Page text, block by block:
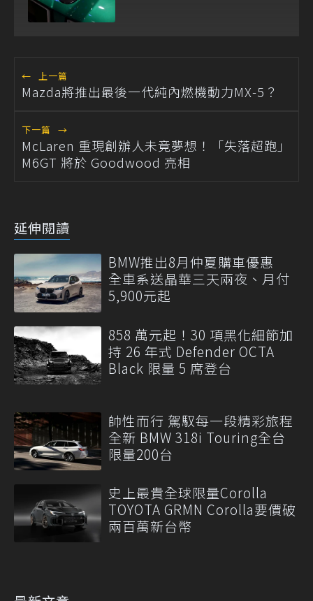
← 上一篇
Mazda將推出最後一代純內燃機動力MX-5？
下一篇 →
McLaren 重現創辦人未竟夢想！「失落超跑」
M6GT 將於 Goodwood 亮相
延伸閱讀
BMW推出8月仲夏購車優惠
全車系送晶華三天兩夜、月付
5,900元起
858 萬元起！30 項黑化細節加
持 26 年式 Defender OCTA
Black 限量 5 席登台
帥性而行 駕馭每一段精彩旅程
全新 BMW 318i Touring全台
限量200台
史上最貴全球限量Corolla
TOYOTA GRMN Corolla要價破
兩百萬新台幣